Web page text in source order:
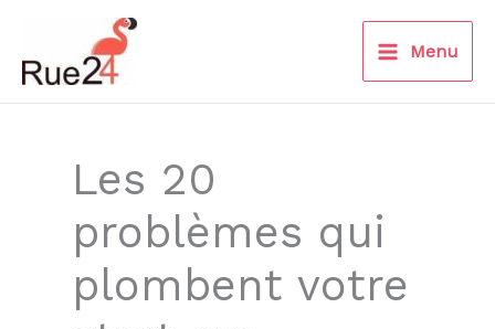
contenu
Menu
Les 20
problèmes qui
plombent votre